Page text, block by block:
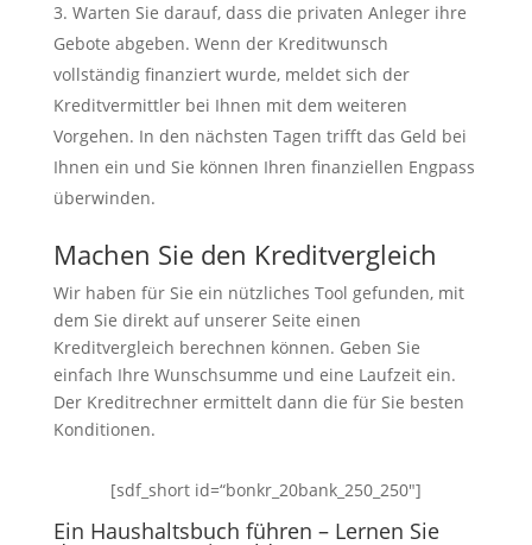
Warten Sie darauf, dass die privaten Anleger ihre
Gebote abgeben. Wenn der Kreditwunsch
vollständig finanziert wurde, meldet sich der
Kreditvermittler bei Ihnen mit dem weiteren
Vorgehen. In den nächsten Tagen trifft das Geld bei
Ihnen ein und Sie können Ihren finanziellen Engpass
überwinden.
Machen Sie den Kreditvergleich
Wir haben für Sie ein nützliches Tool gefunden, mit
dem Sie direkt auf unserer Seite einen
Kreditvergleich berechnen können. Geben Sie
einfach Ihre Wunschsumme und eine Laufzeit ein.
Der Kreditrechner ermittelt dann die für Sie besten
Konditionen.
[sdf_short id=“bonkr_20bank_250_250″]
Ein Haushaltsbuch führen – Lernen Sie